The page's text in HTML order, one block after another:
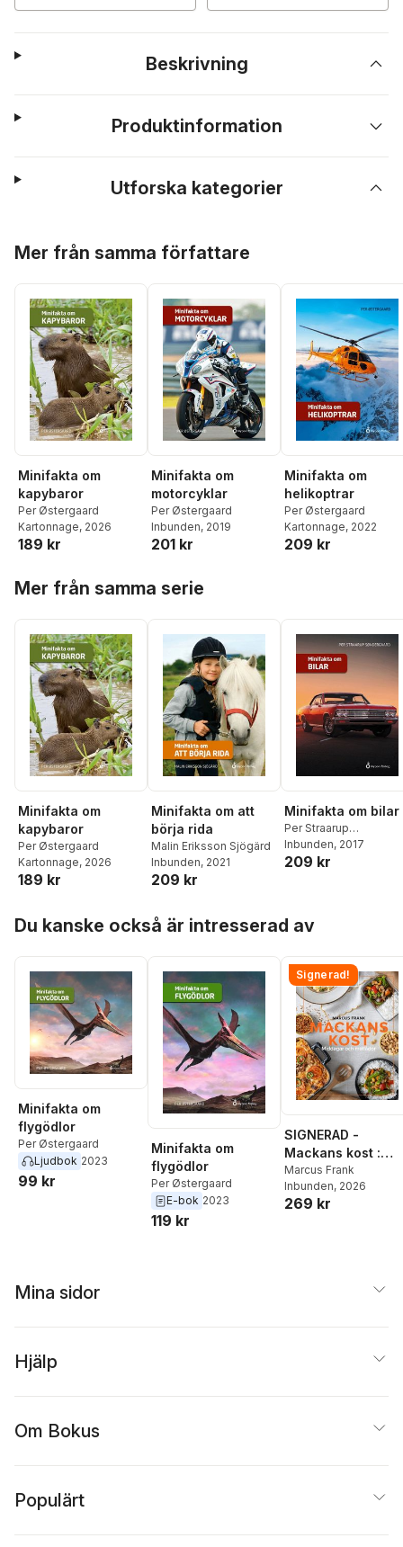
Beskrivning
Produktinformation
Utforska kategorier
Mer från samma författare
Minifakta om
kapybaror
Per Østergaard
Kartonnage, 2026
189 kr
Minifakta om
motorcyklar
Per Østergaard
Inbunden, 2019
201 kr
Minifakta om
helikoptrar
Per Østergaard
Kartonnage, 2022
209 kr
Mer från samma serie
Minifakta om
kapybaror
Per Østergaard
Kartonnage, 2026
189 kr
Minifakta om att
börja rida
Malin Eriksson Sjögärd
Inbunden, 2021
209 kr
Minifakta om bilar
Per Straarup
Søndergaard
Inbunden, 2017
209 kr
Du kanske också är intresserad av
Minifakta om
flygödlor
Per Østergaard
Ljudbok 2023
99 kr
Minifakta om
flygödlor
Per Østergaard
E-bok 2023
119 kr
Signerad!
SIGNERAD -
Mackans kost :
Middagar och
matlådor
Marcus Frank
Inbunden, 2026
269 kr
Mina sidor
Hjälp
Om Bokus
Populärt